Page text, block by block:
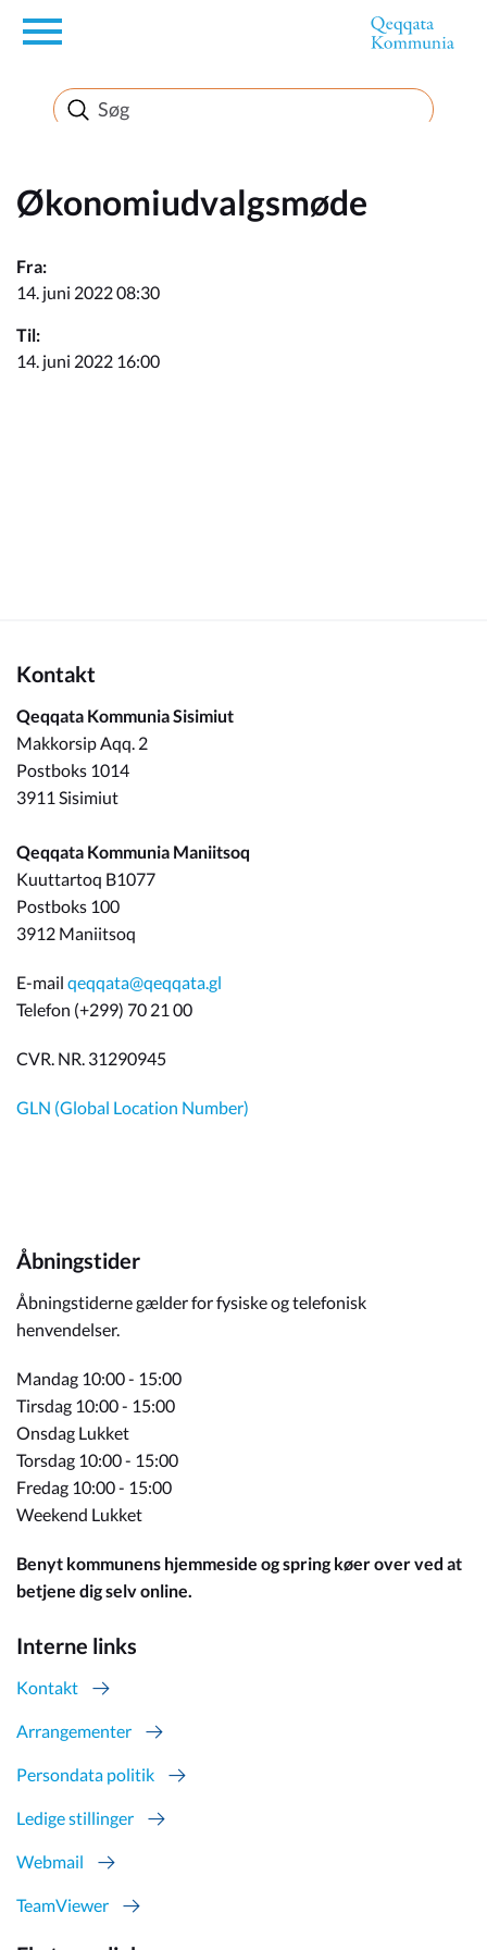
en
Borger
Erhverv
Politik
Turisme
Økonomiudvalgsmøde
Fra:
14. juni 2022 08:30
Til:
14. juni 2022 16:00
Kontakt
Qeqqata Kommunia Sisimiut
Makkorsip Aqq. 2
Postboks 1014
3911 Sisimiut
Qeqqata Kommunia Maniitsoq
Kuuttartoq B1077
Postboks 100
3912 Maniitsoq
E-mail qeqqata@qeqqata.gl
Telefon (+299) 70 21 00
CVR. NR. 31290945
GLN (Global Location Number)
Åbningstider
Åbningstiderne gælder for fysiske og telefonisk
henvendelser.
Mandag 10:00 - 15:00
Tirsdag 10:00 - 15:00
Onsdag Lukket
Torsdag 10:00 - 15:00
Fredag 10:00 - 15:00
Weekend Lukket
Benyt kommunens hjemmeside og spring køer over ved at
betjene dig selv online.
Interne links
Kontakt
Arrangementer
Persondata politik
Ledige stillinger
Webmail
TeamViewer